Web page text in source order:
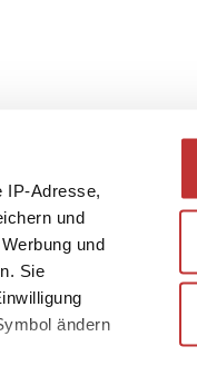
IP-Adresse,
und
und
Sie
ändern